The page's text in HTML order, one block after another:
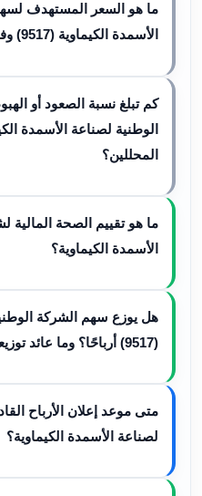
ما هو السعر المستهدف
الأسمدة الكيماوية (9517) وفقًا للمحللين؟
كم تبلغ نسبة الصعود أو
المحللين؟
ما هو تقييم الصحة المالية
الأسمدة الكيماوية؟
هل يوزع سهم الشركة
(9517) أرباحًا؟ وما عائد توزيعات الأرباح الحالي؟
متى موعد إعلان الأرباح
لصناعة الأسمدة الكيماوية؟